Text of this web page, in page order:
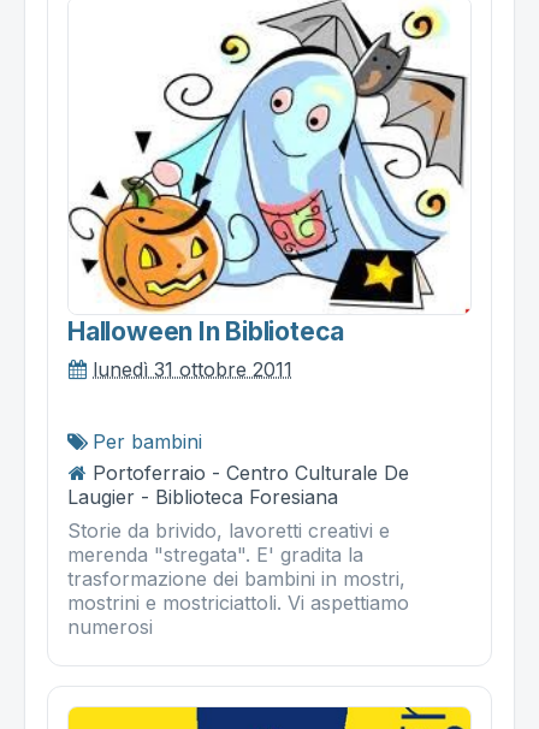
Halloween In Biblioteca
lunedì 31 ottobre 2011
Per bambini
Portoferraio - Centro Culturale De
Laugier - Biblioteca Foresiana
Storie da brivido, lavoretti creativi e
merenda "stregata". E' gradita la
trasformazione dei bambini in mostri,
mostrini e mostriciattoli. Vi aspettiamo
numerosi